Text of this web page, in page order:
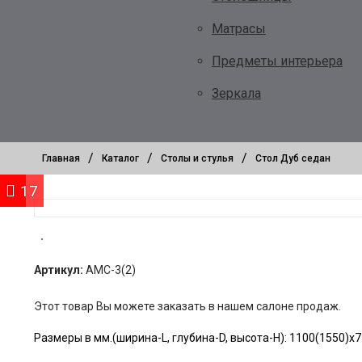
Матрасы
Предметы интерьера
Зеркала
Главная / Каталог / Столы и стулья / Стол Дуб седан
Артикул: АМС-3(2)
Этот товар Вы можете заказать в нашем салоне продаж.
Размеры в мм.(ширина-L, глубина-D, высота-H):
17